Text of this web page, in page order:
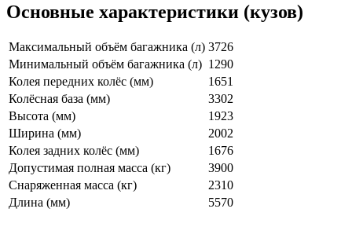
Основные характеристики (кузов)
Максимальный объём багажника (л) 3726
Минимальный объём багажника (л) 1290
Колея передних колёс (мм)
1651
Колёсная база (мм)
3302
Высота (мм)
1923
Ширина (мм)
2002
Колея задних колёс (мм)
1676
Допустимая полная масса (кг)
3900
Снаряженная масса (кг)
2310
Длина (мм)
5570